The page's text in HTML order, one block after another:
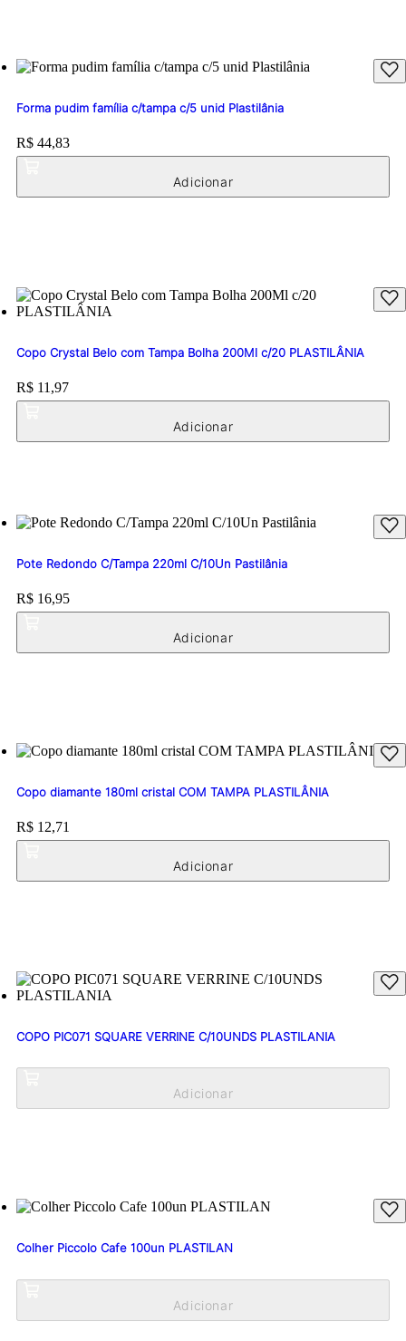
Forma pudim família c/tampa c/5 unid Plastilânia
Price:
R$ 44,83
Copo Crystal Belo com Tampa Bolha 200Ml c/20 PLASTILÂNIA
Price:
R$ 11,97
Pote Redondo C/Tampa 220ml C/10Un Pastilânia
Price:
R$ 16,95
Copo diamante 180ml cristal COM TAMPA PLASTILÂNIA
Price:
R$ 12,71
COPO PIC071 SQUARE VERRINE C/10UNDS PLASTILANIA
Colher Piccolo Cafe 100un PLASTILAN